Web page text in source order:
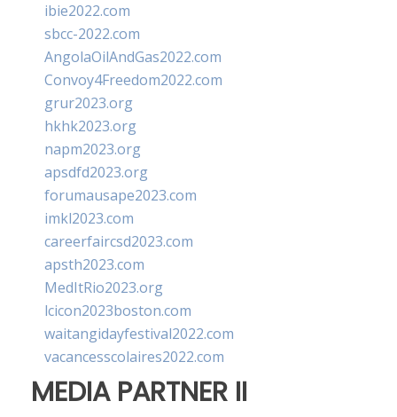
ibie2022.com
sbcc-2022.com
AngolaOilAndGas2022.com
Convoy4Freedom2022.com
grur2023.org
hkhk2023.org
napm2023.org
apsdfd2023.org
forumausape2023.com
imkl2023.com
careerfaircsd2023.com
apsth2023.com
MedItRio2023.org
lcicon2023boston.com
waitangidayfestival2022.com
vacancesscolaires2022.com
MEDIA PARTNER II